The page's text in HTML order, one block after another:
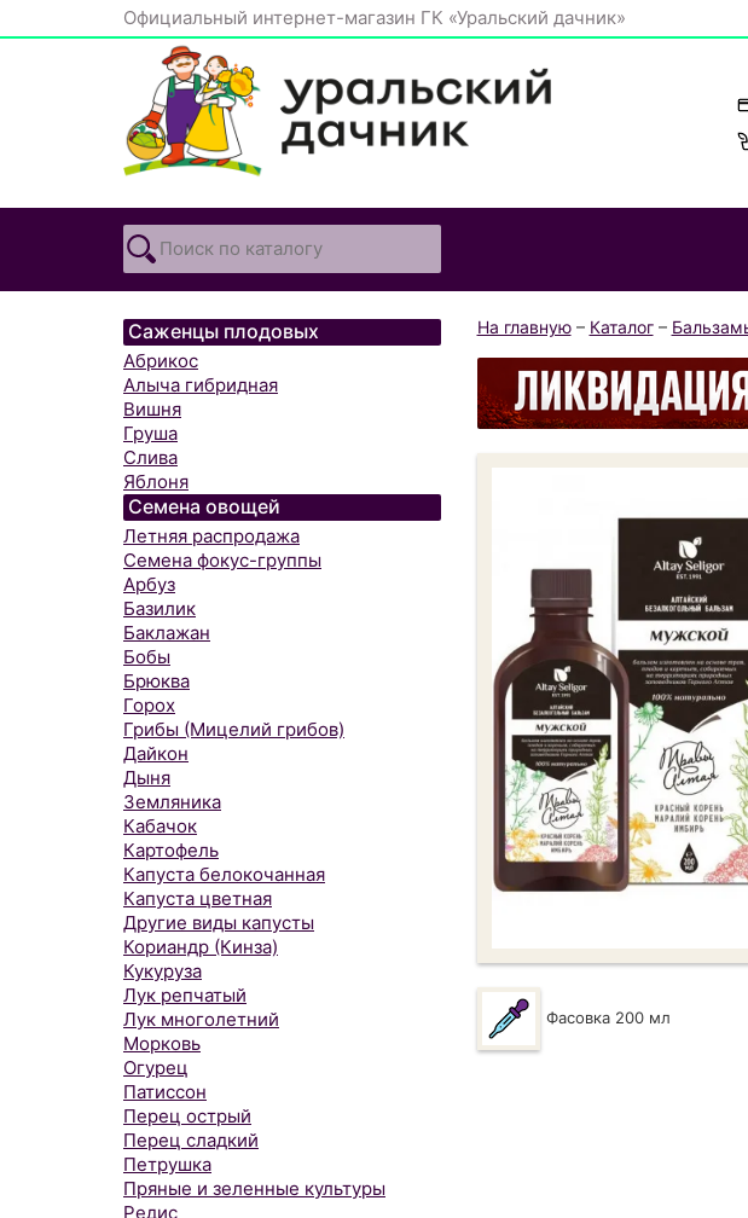
Официальный интернет-магазин ГК «Уральский дачник»
Саженцы плодовых
Абрикос
Алыча гибридная
Вишня
Груша
Слива
Яблоня
Семена овощей
Летняя распродажа
Семена фокус-группы
Арбуз
Базилик
Баклажан
Бобы
Брюква
Горох
Грибы (Мицелий грибов)
Дайкон
Дыня
Земляника
Кабачок
Картофель
Капуста белокочанная
Капуста цветная
Другие виды капусты
Кориандр (Кинза)
Кукуруза
Лук репчатый
Лук многолетний
Морковь
Огурец
Патиссон
Перец острый
Перец сладкий
Петрушка
Пряные и зеленные культуры
Редис
На главную– Каталог–
Фасовка 200 мл